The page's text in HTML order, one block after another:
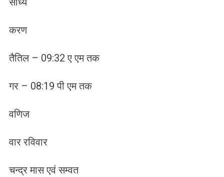
करण
तैतिल – 09:32 ए एम तक
गर – 08:19 पी एम तक
वणिज
वार रविवार
चन्द्र मास एवं सम्वत